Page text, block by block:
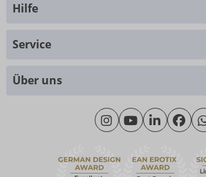
Hilfe
Montag - Donnerstag: 09:00 -
Freitag: 09:00 - 15:00
Kontakt
Service
Über uns
Wir über uns
Nachhaltigkeit
eroFame